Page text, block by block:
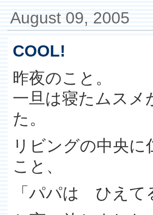
August 09, 2005
COOL!
昨夜のこと。
一旦は寝たムスメ
た。
リビングの中央
こと、
「パパは ひえて